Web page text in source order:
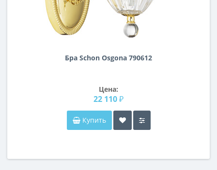
Бра Schon Osgona 790612
Цена:
22 110 ₽
Купить